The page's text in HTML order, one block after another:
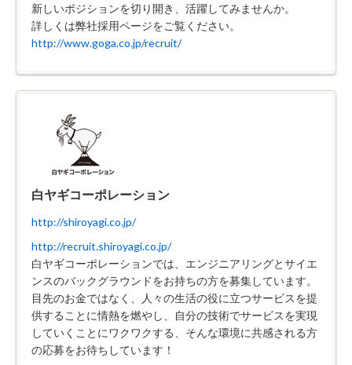
新しいポジションを切り開き、活躍してみませんか。
詳しくは弊社採用ページをご覧ください。
http://www.goga.co.jp/recruit/
白ヤギコーポレーション
http://shiroyagi.co.jp/
http://recruit.shiroyagi.co.jp/
白ヤギコーポレーションでは、エンジニアリングとサイエ
ンスのバックグラウンドをお持ちの方を募集しています。
目先のお金ではなく、人々の生活の役に立つサービスを提
供することに情熱を燃やし、自分の技術でサービスを実現
していくことにワクワクする、そんな環境に共感される方
の応募をお待ちしています！